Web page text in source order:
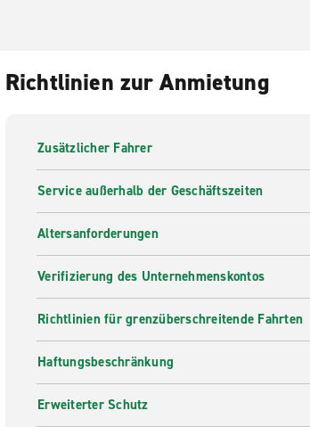
Richtlinien zur Anmietung
Zusätzlicher Fahrer
Service außerhalb der Geschäftszeiten
Altersanforderungen
Verifizierung des Unternehmenskontos
Richtlinien für grenzüberschreitende Fahrten
Haftungsbeschränkung
Erweiterter Schutz